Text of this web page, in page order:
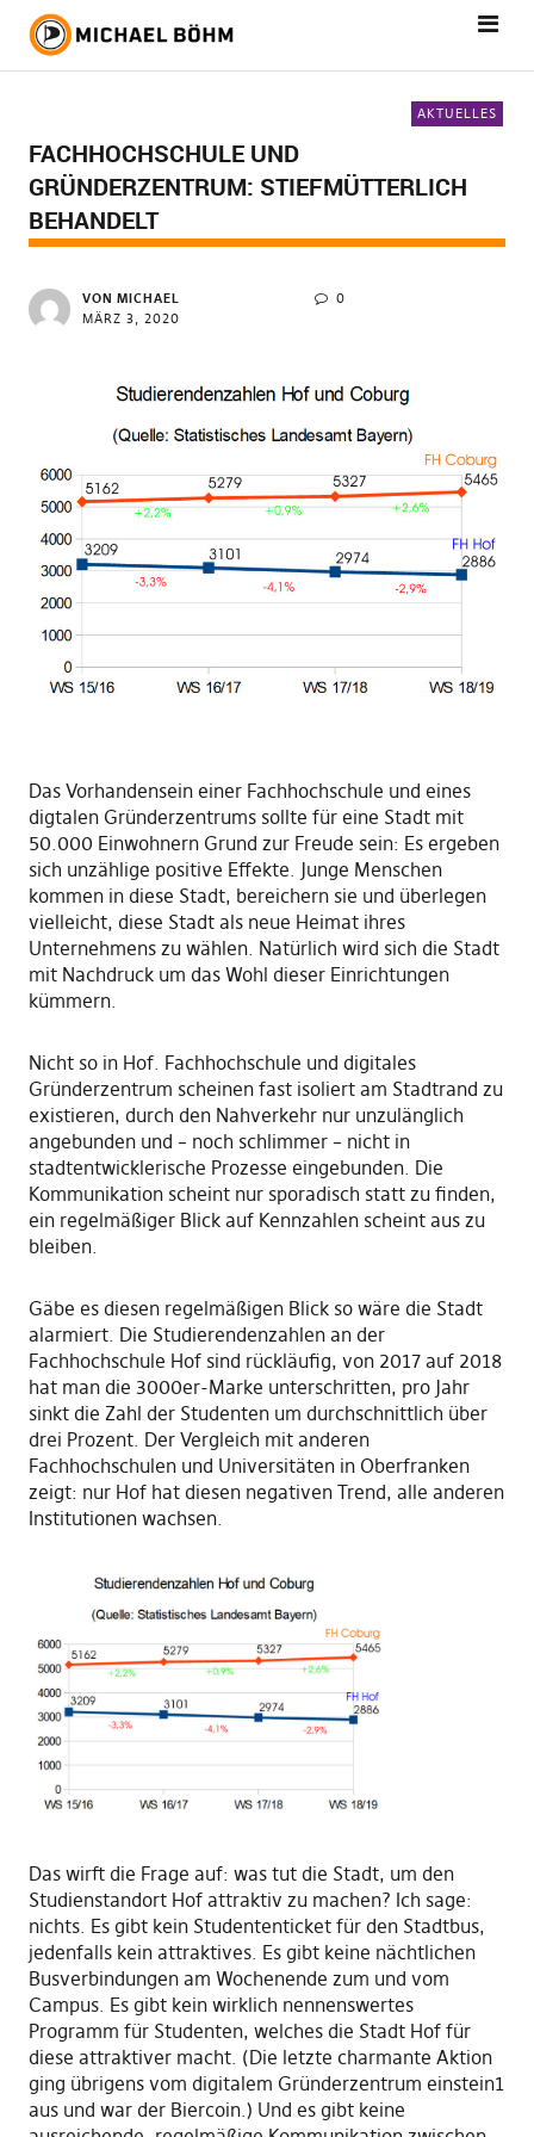
AKTUELLES
FACHHOCHSCHULE UND
GRÜNDERZENTRUM: STIEFMÜTTERLICH
BEHANDELT
VON MICHAEL
MÄRZ 3, 2020
0
Das Vorhandensein einer Fachhochschule und eines
digtalen Gründerzentrums sollte für eine Stadt mit
50.000 Einwohnern Grund zur Freude sein: Es ergeben
sich unzählige positive Effekte. Junge Menschen
kommen in diese Stadt, bereichern sie und überlegen
vielleicht, diese Stadt als neue Heimat ihres
Unternehmens zu wählen. Natürlich wird sich die Stadt
mit Nachdruck um das Wohl dieser Einrichtungen
kümmern.
Nicht so in Hof. Fachhochschule und digitales
Gründerzentrum scheinen fast isoliert am Stadtrand zu
existieren, durch den Nahverkehr nur unzulänglich
angebunden und – noch schlimmer – nicht in
stadtentwicklerische Prozesse eingebunden. Die
Kommunikation scheint nur sporadisch statt zu finden,
ein regelmäßiger Blick auf Kennzahlen scheint aus zu
bleiben.
Gäbe es diesen regelmäßigen Blick so wäre die Stadt
alarmiert. Die Studierendenzahlen an der
Fachhochschule Hof sind rückläufig, von 2017 auf 2018
hat man die 3000er-Marke unterschritten, pro Jahr
sinkt die Zahl der Studenten um durchschnittlich über
drei Prozent. Der Vergleich mit anderen
Fachhochschulen und Universitäten in Oberfranken
zeigt: nur Hof hat diesen negativen Trend, alle anderen
Institutionen wachsen.
Das wirft die Frage auf: was tut die Stadt, um den
Studienstandort Hof attraktiv zu machen? Ich sage:
nichts. Es gibt kein Studententicket für den Stadtbus,
jedenfalls kein attraktives. Es gibt keine nächtlichen
Busverbindungen am Wochenende zum und vom
Campus. Es gibt kein wirklich nennenswertes
Programm für Studenten, welches die Stadt Hof für
diese attraktiver macht. (Die letzte charmante Aktion
ging übrigens vom digitalem Gründerzentrum einstein1
aus und war der Biercoin.) Und es gibt keine